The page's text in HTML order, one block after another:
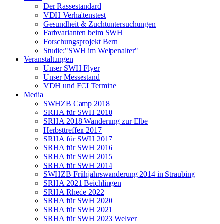
Der Rassestandard
VDH Verhaltenstest
Gesundheit & Zuchtuntersuchungen
Farbvarianten beim SWH
Forschungsprojekt Bern
Studie:"SWH im Welpenalter"
Veranstaltungen
Unser SWH Flyer
Unser Messestand
VDH und FCI Termine
Media
SWHZB Camp 2018
SRHA für SWH 2018
SRHA 2018 Wanderung zur Elbe
Herbsttreffen 2017
SRHA für SWH 2017
SRHA für SWH 2016
SRHA für SWH 2015
SRHA für SWH 2014
SWHZB Frühjahrswanderung 2014 in Straubing
SRHA 2021 Beichlingen
SRHA Rhede 2022
SRHA für SWH 2020
SRHA für SWH 2021
SRHA für SWH 2023 Welver